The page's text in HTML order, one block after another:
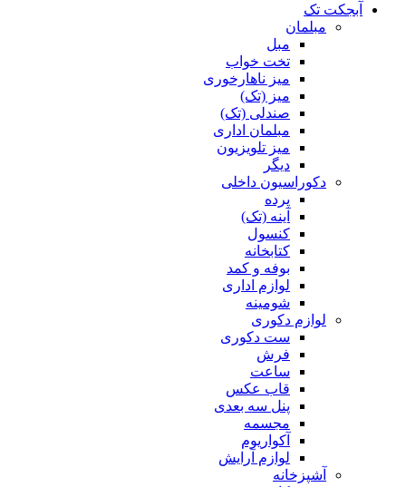
آبجکت تک
مبلمان
مبل
تخت خواب
میز ناهارخوری
میز (تک)
صندلی (تک)
مبلمان اداری
میز تلویزیون
دیگر
دکوراسیون داخلی
پرده
آینه (تک)
کنسول
کتابخانه
بوفه و کمد
لوازم اداری
شومینه
لوازم دکوری
ست دکوری
فرش
ساعت
قاب عکس
پنل سه بعدی
مجسمه
آکواریوم
لوازم آرایش
آشپزخانه